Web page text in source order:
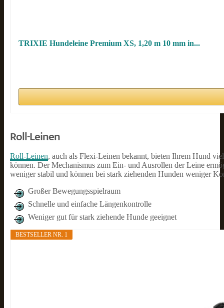
TRIXIE Hundeleine Premium XS, 1,20 m 10 mm in...
Roll-Leinen
Roll-Leinen, auch als Flexi-Leinen bekannt, bieten Ihrem Hund
können. Der Mechanismus zum Ein- und Ausrollen der Leine
weniger stabil und können bei stark ziehenden Hunden weniger
Großer Bewegungsspielraum
Schnelle und einfache Längenkontrolle
Weniger gut für stark ziehende Hunde geeignet
BESTSELLER NR. 1